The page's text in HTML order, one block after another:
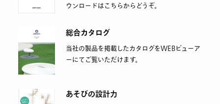
ウンロードはこちらからどうぞ。
総合カタログ
当社の製品を掲載したカタログをWEBビューア
ーにてご覧いただけます。
あそびの設計力